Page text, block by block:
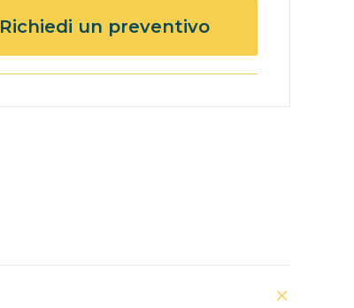
Richiedi un preventivo